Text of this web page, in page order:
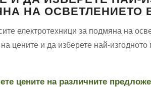
НА
електротехници за подмяна на
цените и да изберете най-
цените на различните